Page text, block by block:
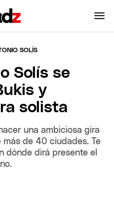
SOLÍS
Solís se
y
solista
una ambiciosa gira
de 40 ciudades. Te
dónde dirá presente el